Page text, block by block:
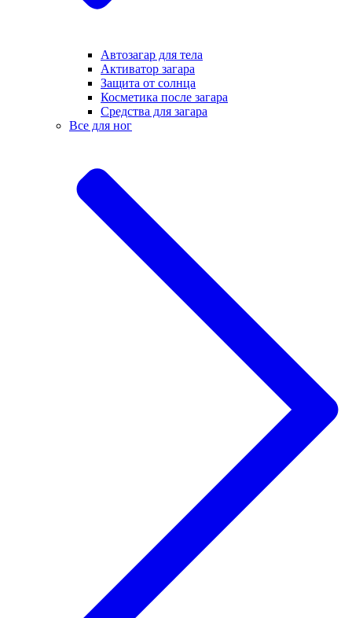
Автозагар для тела
Активатор загара
Защита от солнца
Косметика после загара
Средства для загара
Все для ног